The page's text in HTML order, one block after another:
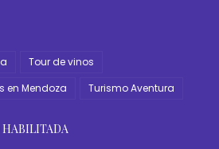
Tour de vinos
en Mendoza
Turismo Aventura